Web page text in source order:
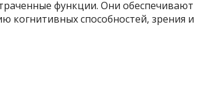
функции. Они обеспечивают
когнитивных способностей, зрения и